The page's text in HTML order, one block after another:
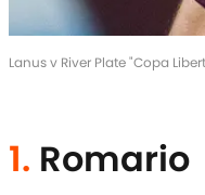
Lanus v River Plate "Copa
1. Romario